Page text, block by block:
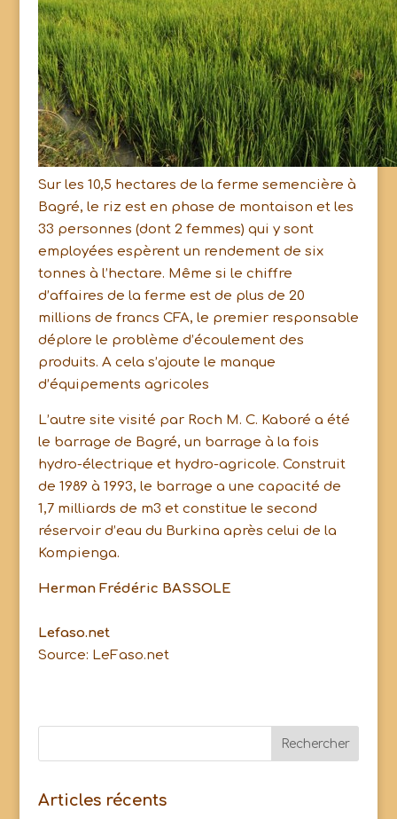
Sur les 10,5 hectares de la ferme semencière à
Bagré, le riz est en phase de montaison et les
33 personnes (dont 2 femmes) qui y sont
employées espèrent un rendement de six
tonnes à l’hectare. Même si le chiffre
d’affaires de la ferme est de plus de 20
millions de francs CFA, le premier responsable
déplore le problème d’écoulement des
produits. A cela s’ajoute le manque
d’équipements agricoles
L’autre site visité par Roch M. C. Kaboré a été
le barrage de Bagré, un barrage à la fois
hydro-électrique et hydro-agricole. Construit
de 1989 à 1993, le barrage a une capacité de
1,7 milliards de m3 et constitue le second
réservoir d’eau du Burkina après celui de la
Kompienga.
Herman Frédéric BASSOLE
Lefaso.net
Source: LeFaso.net
Articles récents